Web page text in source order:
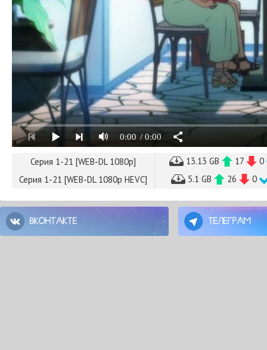
0:00 / 0:00
Серия 1-21 [WEB-DL 1080p] 13.13 GB 17
0
Серия 1-21 [WEB-DL 1080p HEVC]
5.1 GB 26 0